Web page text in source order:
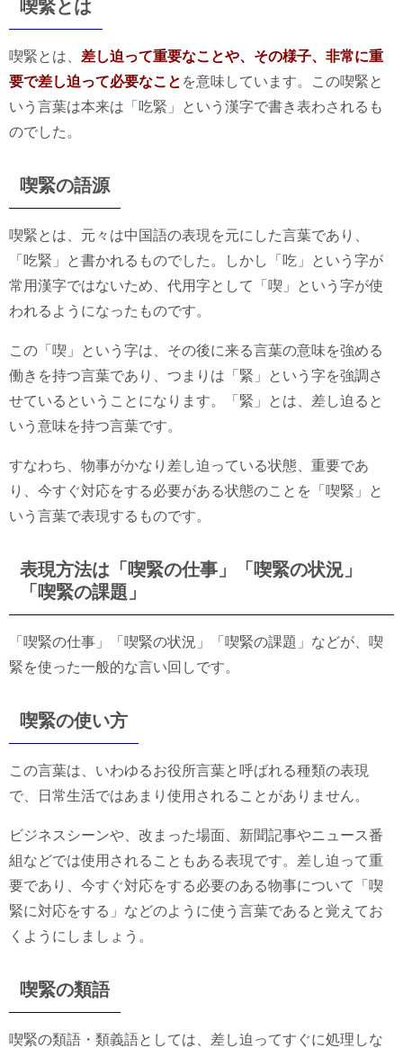
喫緊とは
喫緊とは、 差し迫って重要なことや、その様子、非常に重
要で差し迫って必要なこと を意味しています。この喫緊と
いう言葉は本来は「吃緊」という漢字で書き表わされるも
のでした。
喫緊の語源
喫緊とは、元々は中国語の表現を元にした言葉であり、
「吃緊」と書かれるものでした。しかし「吃」という字が
常用漢字ではないため、代用字として「喫」という字が使
われるようになったものです。
この「喫」という字は、その後に来る言葉の意味を強める
働きを持つ言葉であり、つまりは「緊」という字を強調さ
せているということになります。「緊」とは、差し迫ると
いう意味を持つ言葉です。
すなわち、物事がかなり差し迫っている状態、重要であ
り、今すぐ対応をする必要がある状態のことを「喫緊」と
いう言葉で表現するものです。
表現方法は「喫緊の仕事」「喫緊の状況」
「喫緊の課題」
「喫緊の仕事」「喫緊の状況」「喫緊の課題」などが、喫
緊を使った一般的な言い回しです。
喫緊の使い方
この言葉は、いわゆるお役所言葉と呼ばれる種類の表現
で、日常生活ではあまり使用されることがありません。
ビジネスシーンや、改まった場面、新聞記事やニュース番
組などでは使用されることもある表現です。差し迫って重
要であり、今すぐ対応をする必要のある物事について「喫
緊に対応をする」などのように使う言葉であると覚えてお
くようにしましょう。
喫緊の類語
喫緊の類語・類義語としては、差し迫ってすぐに処理しな